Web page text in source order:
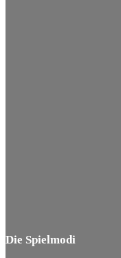
Die Spielmodi